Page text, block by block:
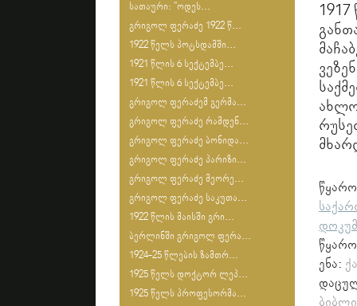
სათაური: "ოდეს...
გრიგოლ ფერაძე 1922 წ...
1922 წელს პოტსდამში...
1921 წლის 6 სექტემბე...
1921 წლის 6 სექტემბე...
გრიგოლ ფერაძემ გერმა...
გრიგოლ ფერაძე რამდენ...
გრიგოლ ფერაძე ბონიდა...
გრიგოლ ფერაძე პარიზი...
გრიგოლ ფერაძე მეორე...
გრიგოლ ფერაძე საკუთა...
1922 წლის მაისში გრი...
ბერლინში გრიგოლ ფერა...
1924-25 წლების ზამთრ...
1925 წელს დოქტორ ლეპ...
1925 წელს პროფესორმა...
ენა: